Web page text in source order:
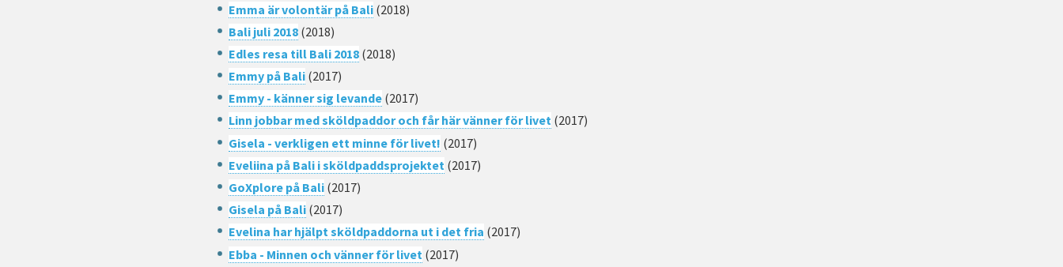
Emma är volontär på Bali (2018)
Bali juli 2018 (2018)
Edles resa till Bali 2018 (2018)
Emmy på Bali (2017)
Emmy - känner sig levande (2017)
Linn jobbar med sköldpaddor och får här vänner för livet (2017)
Gisela - verkligen ett minne för livet! (2017)
Eveliina på Bali i sköldpaddsprojektet (2017)
GoXplore på Bali (2017)
Gisela på Bali (2017)
Evelina har hjälpt sköldpaddorna ut i det fria (2017)
Ebba - Minnen och vänner för livet (2017)